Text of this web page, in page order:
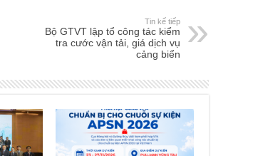
Tin kế tiếp
Bộ GTVT lập tổ công tác kiểm
tra cước vận tải, giá dịch vụ
cảng biển